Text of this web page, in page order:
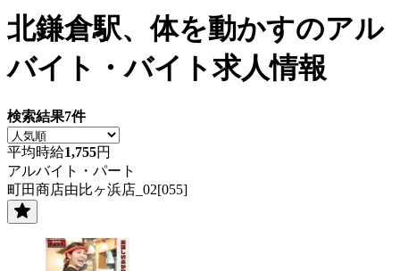
北鎌倉駅、体を動かすのアル
バイト・バイト求人情報
検索結果7件
平均時給1,755円
アルバイト・パート
町田商店由比ヶ浜店_02[055]